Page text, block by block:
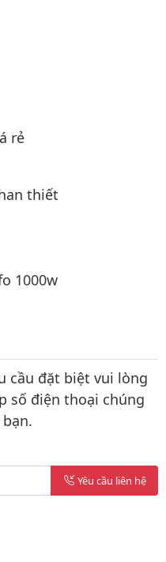
rẻ
thiết
1000w
cầu đặt biệt vui lòng
số điện thoại chúng
Yêu cầu liên hệ